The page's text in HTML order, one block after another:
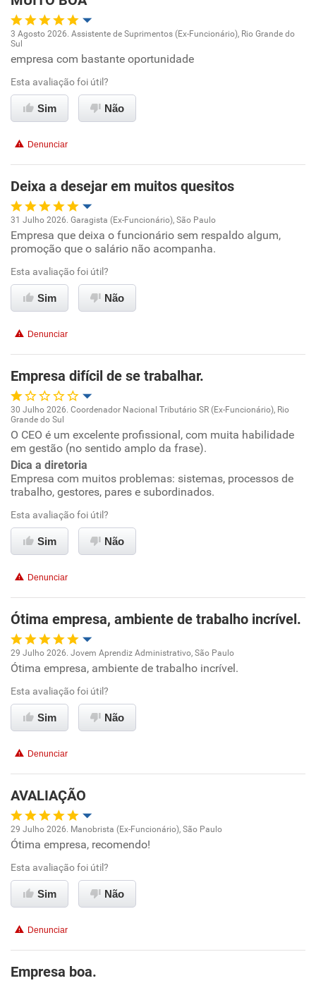
Ambiente de trabalho
Conciliação com a vida familiar
Recomenda esta empresa
Recomenda a diretoria
3 Agosto 2026. Assistente de Suprimentos (Ex-Funcionário), Rio Grande do
Sul
empresa com bastante oportunidade
Esta avaliação foi útil?
Sim Não
Denunciar
Deixa a desejar em muitos quesitos
Oportunidade de promoção
Ambiente de trabalho
Conciliação com a vida familiar
Não recomenda esta empresa
Não recomenda a diretoria
31 Julho 2026. Garagista (Ex-Funcionário), São Paulo
Empresa que deixa o funcionário sem respaldo algum,
promoção que o salário não acompanha.
Esta avaliação foi útil?
Sim Não
Denunciar
Empresa difícil de se trabalhar.
Oportunidade de promoção
Ambiente de trabalho
Conciliação com a vida familiar
Benefícios
30 Julho 2026. Coordenador Nacional Tributário SR (Ex-Funcionário), Rio
Grande do Sul
O CEO é um excelente profissional, com muita habilidade
em gestão (no sentido amplo da frase).
Dica a diretoria
Empresa com muitos problemas: sistemas, processos de
trabalho, gestores, pares e subordinados.
Esta avaliação foi útil?
Sim Não
Denunciar
Ótima empresa, ambiente de trabalho incrível.
Oportunidade de promoção
Ambiente de trabalho
Benefícios
Recomenda esta empresa
Recomenda a diretoria
29 Julho 2026. Jovem Aprendiz Administrativo, São Paulo
Ótima empresa, ambiente de trabalho incrível.
Esta avaliação foi útil?
Sim Não
Denunciar
AVALIAÇÃO
Oportunidade de promoção
Ambiente de trabalho
Benefícios
29 Julho 2026. Manobrista (Ex-Funcionário), São Paulo
Ótima empresa, recomendo!
Esta avaliação foi útil?
Sim Não
Denunciar
Empresa boa.